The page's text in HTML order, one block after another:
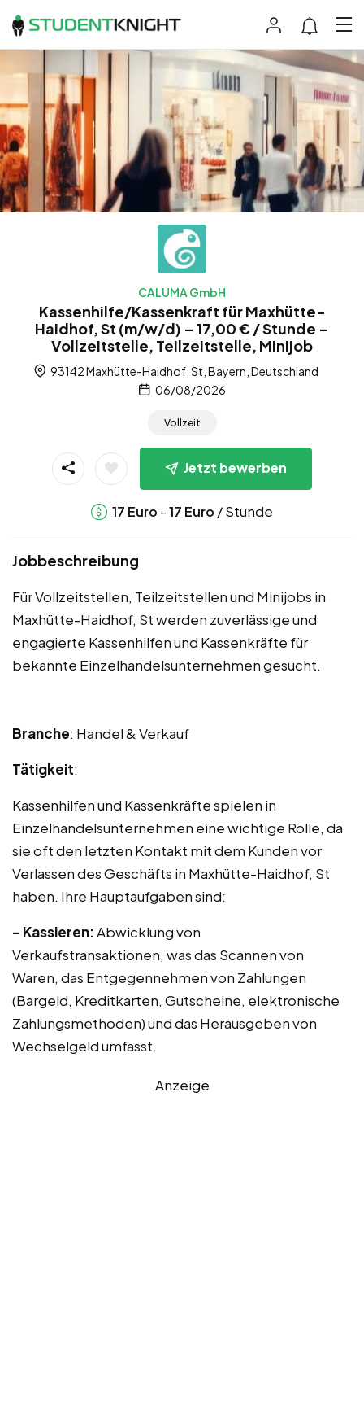
CALUMA GmbH
Kassenhilfe/Kassenkraft für Maxhütte-
Haidhof, St (m/w/d) – 17,00 € / Stunde –
Vollzeitstelle, Teilzeitstelle, Minijob
93142 Maxhütte-Haidhof, St, Bayern, Deutschland
06/08/2026
Vollzeit
Jetzt bewerben
17 Euro -17 Euro / Stunde
Jobbeschreibung
Für Vollzeitstellen, Teilzeitstellen und Minijobs in
Maxhütte-Haidhof, St werden zuverlässige und
engagierte Kassenhilfen und Kassenkräfte für
bekannte Einzelhandelsunternehmen gesucht.
Branche: Handel & Verkauf
Tätigkeit:
Kassenhilfen und Kassenkräfte spielen in
Einzelhandelsunternehmen eine wichtige Rolle, da
sie oft den letzten Kontakt mit dem Kunden vor
Verlassen des Geschäfts in Maxhütte-Haidhof, St
haben. Ihre Hauptaufgaben sind:
– Kassieren:Abwicklung von
Verkaufstransaktionen, was das Scannen von
Waren, das Entgegennehmen von Zahlungen
(Bargeld, Kreditkarten, Gutscheine, elektronische
Zahlungsmethoden) und das Herausgeben von
Wechselgeld umfasst.
Anzeige